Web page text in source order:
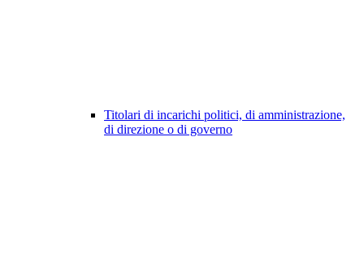
Titolari di incarichi politici, di amministrazione,
di direzione o di governo